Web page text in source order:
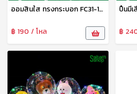
ออมสินใส ทรงกระบอก FC31-14 FN
฿ 190 / โหล ฿